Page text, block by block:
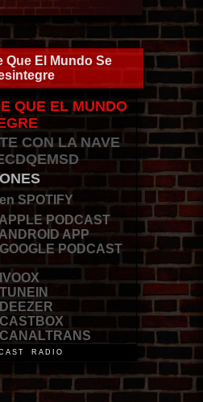
Que El Mundo Se
QUE EL MUNDO
CON LA NAVE
SPOTIFY
PODCAST
APP
PODCAST
RADIO